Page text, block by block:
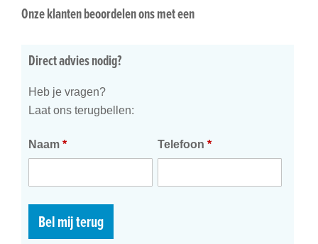
Onze klanten beoordelen ons met een
Direct advies nodig?
Heb je vragen?
Laat ons terugbellen:
Naam * Telefoon *
Bel mij terug